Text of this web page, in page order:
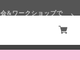
&ワークショップで